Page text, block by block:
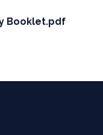
Booklet.pdf